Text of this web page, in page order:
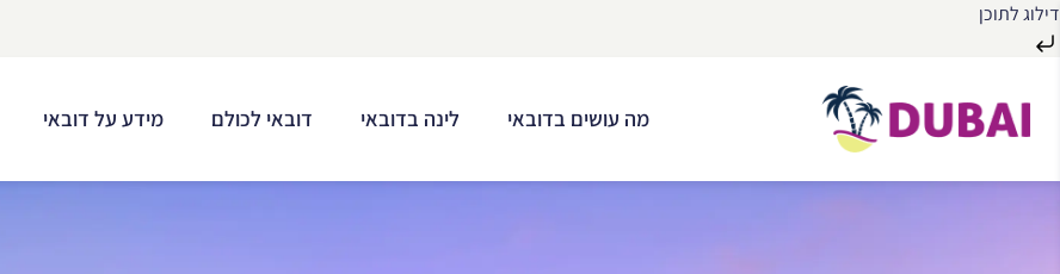
דילוג לתוכן
מה עושים בדובאי לינה בדובאי דובאי לכולם מידע על דובאי